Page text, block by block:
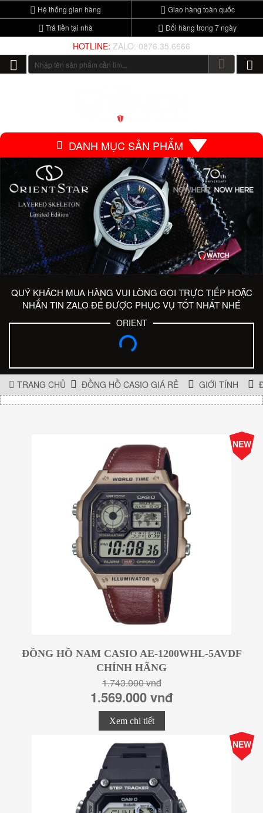
Hệ thống gian hàng
Giao hàng toàn quốc
Trả tiền tại nhà
Đổi hàng trong 7 ngày
HOTLINE: ZALO: 0876.35.6666
DANH MỤC SẢN PHẨM
QUÝ KHÁCH MUA HÀNG VUI LÒNG GỌI TRỰC TIẾP HOẶC
NHẮN TIN ZALO ĐỂ ĐƯỢC PHỤC VỤ TỐT NHẤT NHÉ
ORIENT
TRANG CHỦ ĐỒNG HỒ CASIO GIÁ RẺ GIỚI TÍNH
-10%
Giá
NEW
ĐỒNG HỒ NAM CASIO AE-1200WHL-5AVDF
CHÍNH HÃNG
1.743.000 vnđ
1.569.000 vnđ
Xem chi tiết
-15%
Giá
NEW